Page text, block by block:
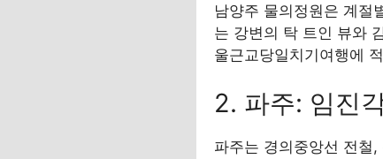
남양주 물의정원은 계절
는 강변의 탁 트인 뷰와
울근교당일치기여행에
2. 파주: 임진
파주는 경의중앙선 전철